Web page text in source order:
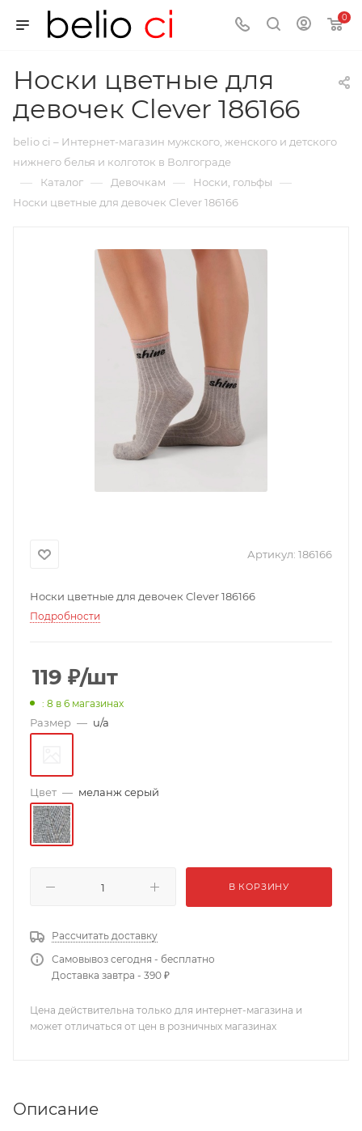
0
Носки цветные для
девочек Clever 186166
belio ci – Интернет-магазин мужского, женского и детского
нижнего белья и колготок в Волгограде
— Каталог — Девочкам — Носки, гольфы —
Носки цветные для девочек Clever 186166
Артикул: 186166
Носки цветные для девочек Clever 186166
Подробности
119 ₽/шт
: 8 в 6 магазинах
Размер — u/a
Цвет — меланж серый
В КОРЗИНУ
Рассчитать доставку
Самовывоз сегодня - бесплатно
Доставка завтра - 390 ₽
Цена действительна только для интернет-магазина и
может отличаться от цен в розничных магазинах
Описание